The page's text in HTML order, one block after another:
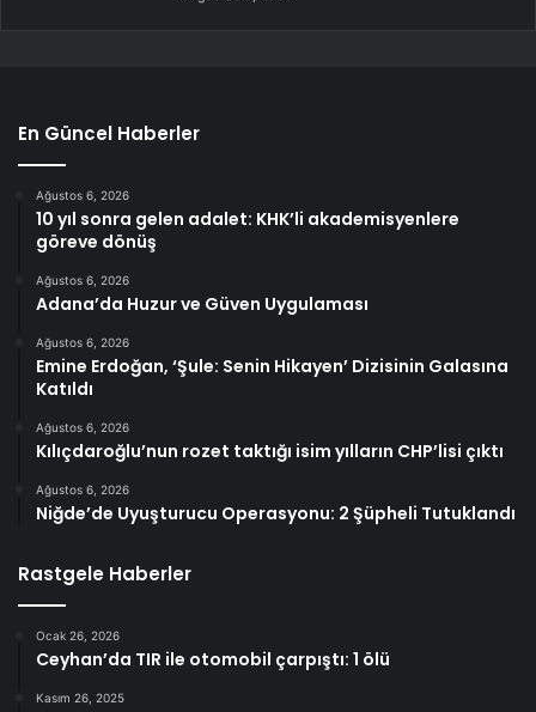
En Güncel Haberler
Ağustos 6, 2026
10 yıl sonra gelen adalet: KHK’li akademisyenlere
göreve dönüş
Ağustos 6, 2026
Adana’da Huzur ve Güven Uygulaması
Ağustos 6, 2026
Emine Erdoğan, ‘Şule: Senin Hikayen’ Dizisinin Galasına
Katıldı
Ağustos 6, 2026
Kılıçdaroğlu’nun rozet taktığı isim yılların CHP’lisi çıktı
Ağustos 6, 2026
Niğde’de Uyuşturucu Operasyonu: 2 Şüpheli Tutuklandı
Rastgele Haberler
Ocak 26, 2026
Ceyhan’da TIR ile otomobil çarpıştı: 1 ölü
Kasım 26, 2025